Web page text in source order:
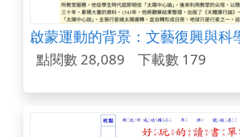
啟蒙運動的背景：文藝復興與科
點閱數 28,089 下載數 179